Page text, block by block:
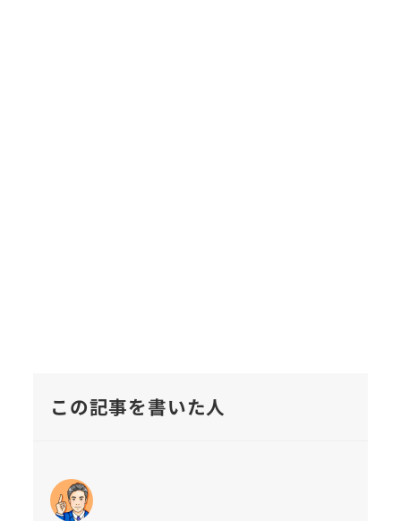
この記事を書いた人